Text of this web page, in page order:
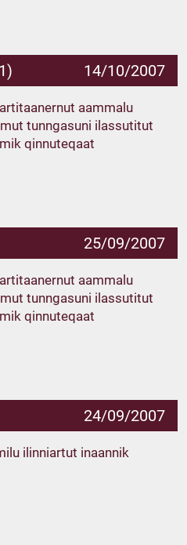
14/10/2007
aammalu
tunngasuni ilassutitut
qinnuteqaat
25/09/2007
aammalu
tunngasuni ilassutitut
qinnuteqaat
24/09/2007
ilinniartut inaannik